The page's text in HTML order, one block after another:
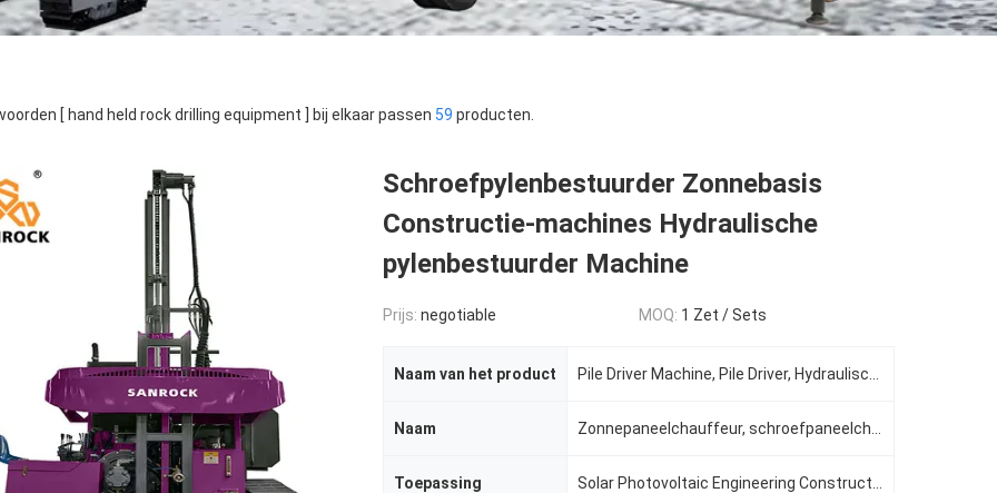
[ hand held rock drilling equipment ] bij elkaar passen 59 producten.
Schroefpylenbestuurder Zonnebasis
Constructie-machines Hydraulische
pylenbestuurder Machine
Prijs: negotiable MOQ: 1 Zet / Sets
Naam van het product
Naam
Toepassing